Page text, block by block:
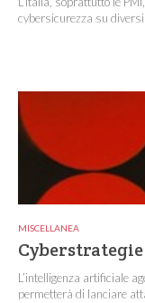
cybersicurezza su diversi
MISCELLANEA
L’intelligenza artificiale
permetterà di lanciare